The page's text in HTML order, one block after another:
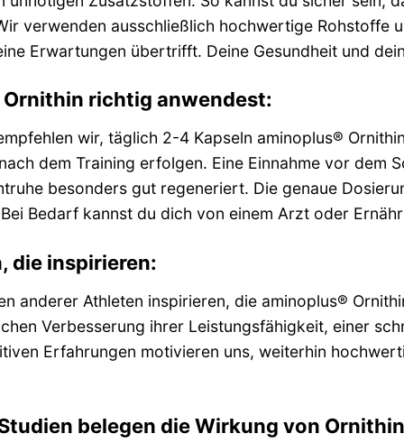
verwenden ausschließlich hochwertige Rohstoffe
Erwartungen übertrifft. Deine Gesundheit und
richtig anwendest:
wir, täglich 2-4 Kapseln aminoplus®
dem Training erfolgen. Eine Einnahme vor dem
besonders gut regeneriert. Die genaue
Bedarf kannst du dich von einem Arzt oder
die inspirieren:
anderer Athleten inspirieren, die aminoplus®
Verbesserung ihrer Leistungsfähigkeit, einer
Erfahrungen motivieren uns, weiterhin
belegen die Wirkung von